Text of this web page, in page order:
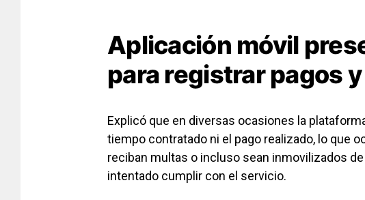
Aplicación móvil
para registrar pagos
Explicó que en diversas ocasiones la
tiempo contratado ni el pago realizado, lo que
reciban multas o incluso sean inmovilizados
intentado cumplir con el servicio.